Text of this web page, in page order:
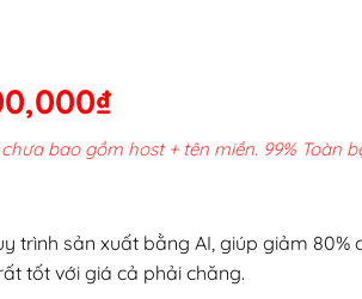
₫Giá
hiện
tại
200,000₫.
bao gồm host + tên miền. 99% Toàn
trình sản xuất bằng AI, giúp giảm 80%
tốt với giá cả phải chăng.